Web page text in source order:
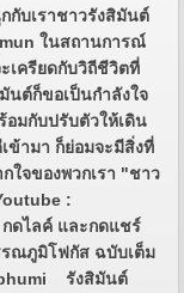
กับเราชาวรังสิมันต์
ในสถานการณ์
เครียดกับวิถีชีวิตที่
นต์ก็ขอเป็นกำลังใจ
อมกับปรับตัวให้เดิน
ข้ามา ก็ย่อมจะมีสิ่งที่
ใจของพวกเรา "ชาว
:
ดไลค์ และกดแชร์
รณภูมิโฟกัส ฉบับเต็ม
รังสิมันต์